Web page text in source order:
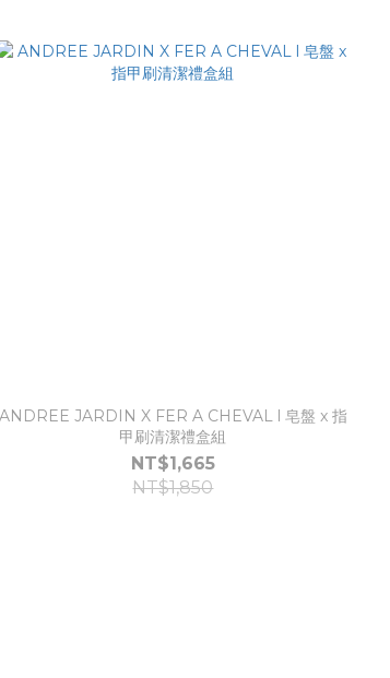
ANDREE JARDIN X FER A CHEVAL l 皂盤 x 指
甲刷清潔禮盒組
NT$1,665
NT$1,850